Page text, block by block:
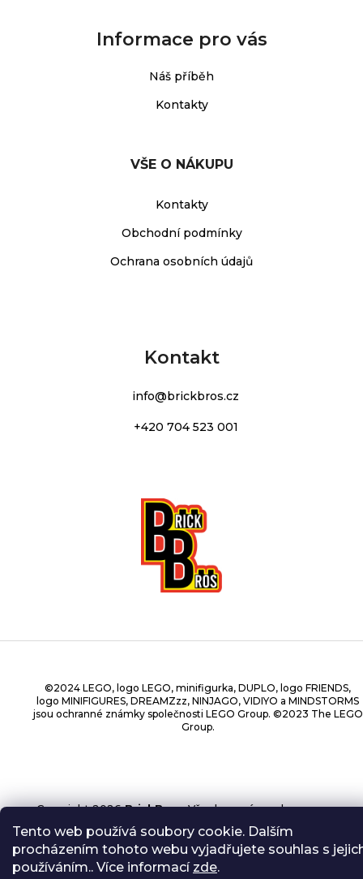
Tento web používá soubory cookie. Dalším
procházením tohoto webu vyjadřujete souhlas s
používáním.. Více informací zde.
Informace pro vás
Náš příběh
Kontakty
VŠE O NÁKUPU
Kontakty
Obchodní podmínky
Ochrana osobních údajů
Kontakt
info@brickbros.cz
+420 704 523 001
©2024 LEGO, logo LEGO, minifigurka, DUPLO, logo FRIENDS,
logo MINIFIGURES, DREAMZzz, NINJAGO, VIDIYO a MINDSTORMS
jsou ochranné známky společnosti LEGO Group. ©2023 The LEGO
Group.
Copyright 2026BrickBros. Všechna práva vyhrazena.